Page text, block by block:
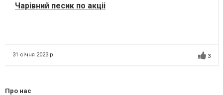
Чарівний песик по акціі
31 січня 2023 р. 3
Про нас